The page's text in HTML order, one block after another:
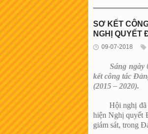
SƠ KẾT
NGHỊ QUYẾT
09-07-2018
Sáng ngày
kết công tác
(2015 – 2020).
Hội nghị đã
hiện Nghị quyết
giám sát, trong